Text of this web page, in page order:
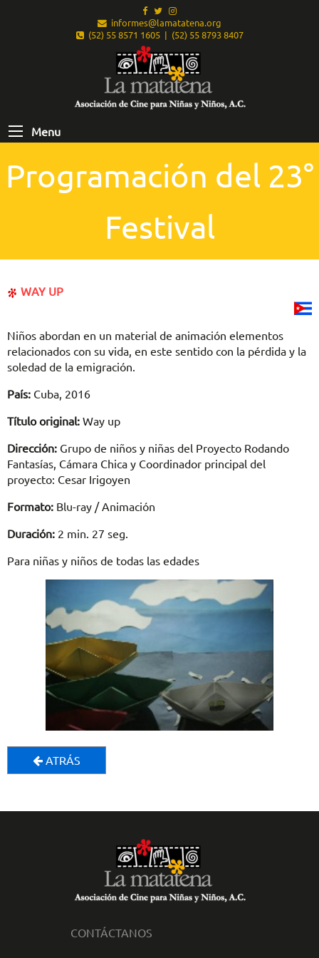
informes@lamatatena.org
(52) 55 8571 1605 | (52) 55 8793 8407
Menu
Programación del 23°
Festival
WAY UP
Niños abordan en un material de animación elementos
relacionados con su vida, en este sentido con la pérdida y la
soledad de la emigración.
País: Cuba, 2016
Título original: Way up
Dirección: Grupo de niños y niñas del Proyecto Rodando
Fantasías, Cámara Chica y Coordinador principal del
proyecto: Cesar Irigoyen
Formato: Blu-ray / Animación
Duración: 2 min. 27 seg.
Para niñas y niños de todas las edades
ATRÁS
CONTÁCTANOS